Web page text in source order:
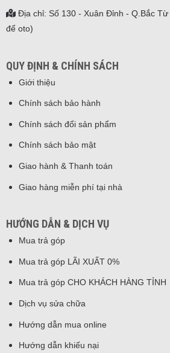
Địa chỉ: Số 130 - Xuân Đỉnh - Q.Bắc Từ
để oto)
QUY ĐỊNH & CHÍNH SÁCH
Giới thiệu
Chính sách bảo hành
Chính sách đổi sản phẩm
Chính sách bảo mật
Giao hành & Thanh toán
Giao hàng miễn phí tại nhà
HƯỚNG DẪN & DỊCH VỤ
Mua trả góp
Mua trả góp LÃI XUẤT 0%
Mua trả góp CHO KHÁCH HÀNG TỈNH
Dịch vụ sửa chữa
Hướng dẫn mua online
Hướng dẫn khiếu nại